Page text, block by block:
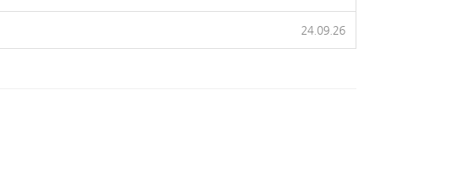
24.09.26